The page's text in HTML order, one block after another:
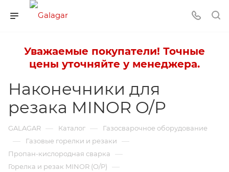
Уважаемые покупатели! Точные
цены уточняйте у менеджера.
Наконечники для
резака MINOR O/P
GALAGAR — Каталог — Газосварочное оборудование
— Газовые горелки и резаки —
Пропан-кислородная сварка —
Горелка и резак MINOR (O/P) —